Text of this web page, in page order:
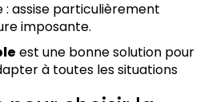
assise particulièrement
imposante.
est une bonne solution pour
à toutes les situations